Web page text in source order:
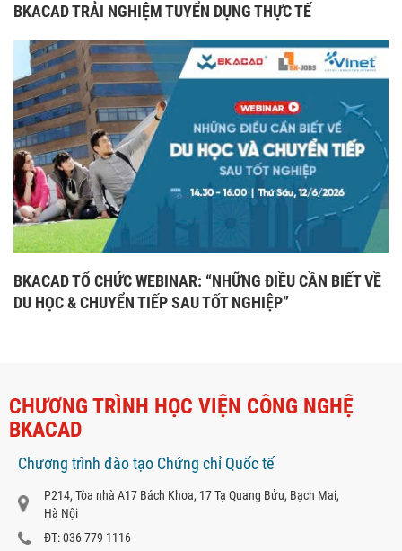
BKACAD TRẢI NGHIỆM TUYỂN DỤNG THỰC TẾ
BKACAD TỔ CHỨC WEBINAR: “NHỮNG ĐIỀU CẦN BIẾT VỀ
DU HỌC & CHUYỂN TIẾP SAU TỐT NGHIỆP”
CHƯƠNG TRÌNH HỌC VIỆN CÔNG NGHỆ
BKACAD
Chương trình đào tạo Chứng chỉ Quốc tế
P214, Tòa nhà A17 Bách Khoa, 17 Tạ Quang Bửu, Bạch Mai,
Hà Nội
ĐT: 036 779 1116